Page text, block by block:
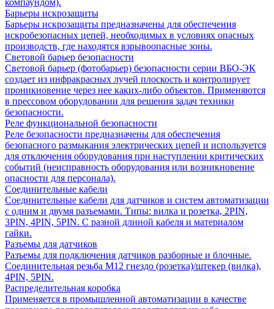
компаундом).
Барьеры искрозащиты
Барьеры искрозащиты предназначены для обеспечения
искробезопасных цепей, необходимых в условиях опасных
производств, где находятся взрывоопасные зоны.
Световой барьер безопасности
Световой барьер (фотобарьер) безопасности серии ВБО-ЭК
создает из инфракрасных лучей плоскость и контролирует
проникновение через нее каких-либо объектов. Применяются
в прессовом оборудовании для решения задач техники
безопасности.
Реле функциональной безопасности
Реле безопасности предназначены для обеспечения
безопасного размыкания электрических цепей и используется
для отключения оборудования при наступлении критических
событий (неисправность оборудования или возникновение
опасности для персонала).
Соединительные кабели
Соединительные кабели для датчиков и систем автоматизации
с одним и двумя разъемами. Типы: вилка и розетка, 2PIN,
3PIN, 4PIN, 5PIN. С разной длиной кабеля и материалом
гайки.
Разъемы для датчиков
Разъемы для подключения датчиков разборные и блочные.
Соединительная резьба М12 гнездо (розетка)/штекер (вилка),
4PIN, 5PIN.
Распределительная коробка
Применяется в промышленной автоматизации в качестве